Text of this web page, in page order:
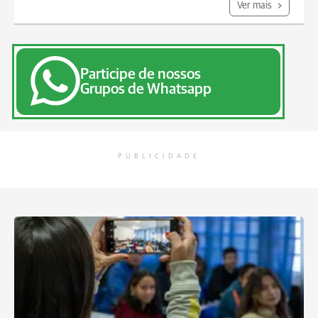
Ver mais
Participe de nossos
Grupos de Whatsapp
PUBLICIDADE